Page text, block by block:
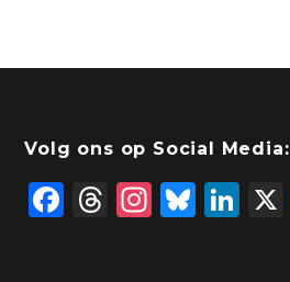
Volg ons op Social Media:
F
T
In Bl
Li